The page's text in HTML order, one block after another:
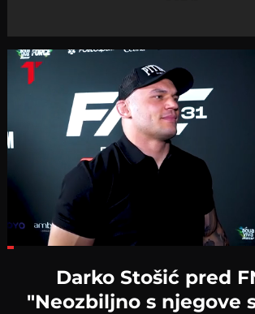
Darko Stošić pred
"Neozbiljno s njegove